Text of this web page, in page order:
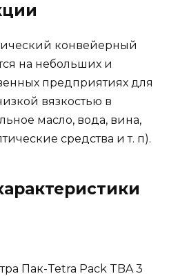
конвейерный
на небольших и
предприятиях для
вязкостью в
масло, вода, вина,
средства и т. п).
Пак-Tetra Pack TBA 3